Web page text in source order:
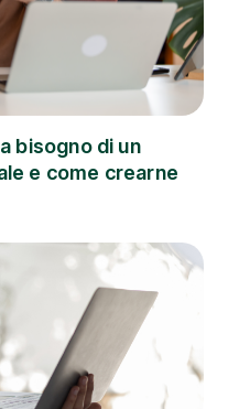
bisogno di un
e come crearne